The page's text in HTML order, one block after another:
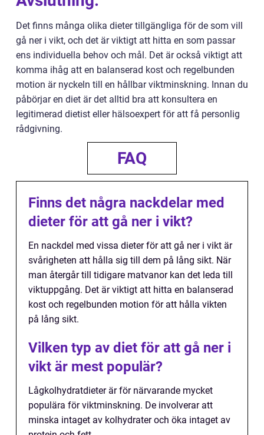
Det finns många olika dieter tillgängliga för de som vill
gå ner i vikt, och det är viktigt att hitta en som passar
ens individuella behov och mål. Det är också viktigt att
komma ihåg att en balanserad kost och regelbunden
motion är nyckeln till en hållbar viktminskning. Innan du
påbörjar en diet är det alltid bra att konsultera en
legitimerad dietist eller hälsoexpert för att få personlig
rådgivning.
FAQ
Finns det några nackdelar med
dieter för att gå ner i vikt?
En nackdel med vissa dieter för att gå ner i vikt är
svårigheten att hålla sig till dem på lång sikt. När
man återgår till tidigare matvanor kan det leda till
viktuppgång. Det är viktigt att hitta en balanserad
kost och regelbunden motion för att hålla vikten
på lång sikt.
Vilken typ av diet för att gå ner i
vikt är mest populär?
Lågkolhydratdieter är för närvarande mycket
populära för viktminskning. De involverar att
minska intaget av kolhydrater och öka intaget av